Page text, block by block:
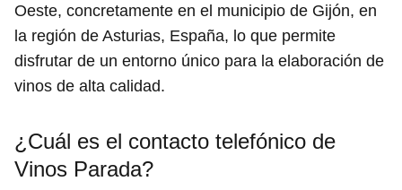
Oeste, concretamente en el municipio de Gijón, en
la región de Asturias, España, lo que permite
disfrutar de un entorno único para la elaboración de
vinos de alta calidad.
¿Cuál es el contacto telefónico de
Vinos Parada?